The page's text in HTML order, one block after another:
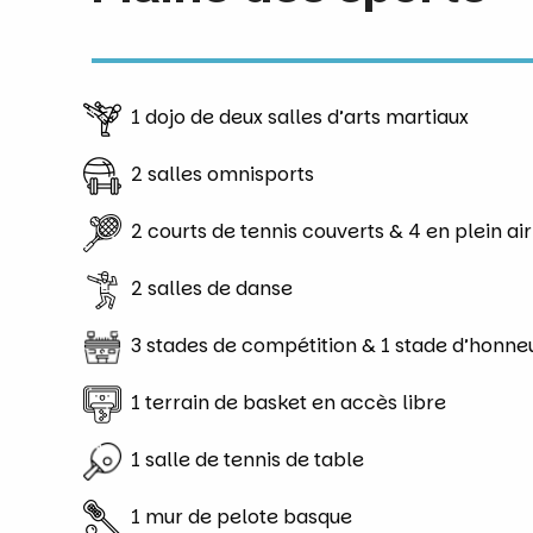
1 dojo de deux salles d’arts martiaux
2 salles omnisports
2 courts de tennis couverts & 4 en plein air
2 salles de danse
3 stades de compétition & 1 stade
1 terrain de basket en accès libre
1 salle de tennis de table
1 mur de pelote basque